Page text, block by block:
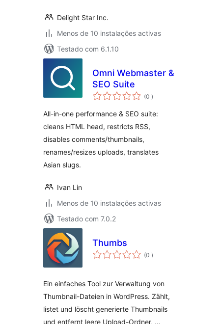
Delight Star Inc.
Menos de 10 instalações activas
Testado com 6.1.10
Omni Webmaster &
SEO Suite
(0 classificações
)
All-in-one performance & SEO suite:
cleans HTML head, restricts RSS,
disables comments/thumbnails,
renames/resizes uploads, translates
Asian slugs.
Ivan Lin
Menos de 10 instalações activas
Testado com 7.0.2
Thumbs
(0 classificações
)
Ein einfaches Tool zur Verwaltung von
Thumbnail-Dateien in WordPress. Zählt,
listet und löscht generierte Thumbnails
und entfernt leere Upload-Ordner, …